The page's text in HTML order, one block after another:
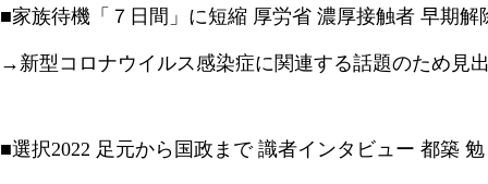
■家族待機「７日間」に短縮 厚労省 濃厚接触者 早期解
→新型コロナウイルス感染症に関連する話題のため見
■選択2022 足元から国政まで 識者インタビュー 都築